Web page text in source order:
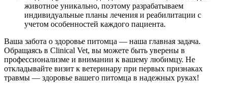
животное уникально, поэтому разрабатываем
индивидуальные планы лечения и реабилитации с
учетом особенностей каждого пациента.
Ваша забота о здоровье питомца — наша главная задача.
Обращаясь в Clinical Vet, вы можете быть уверены в
профессионализме и внимании к вашему любимцу. Не
откладывайте визит к ветеринару при первых признаках
травмы — здоровье вашего питомца в надежных руках!